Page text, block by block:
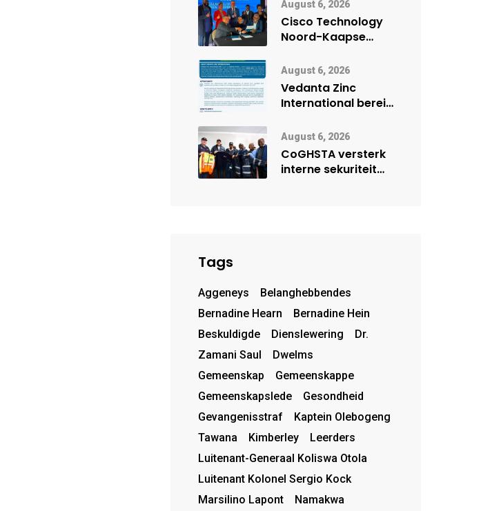
by Namibië Mynbou
Ekspo
August 6, 2026
Cisco Technology
Noord-Kaapse
digitale toekoms
deur Cisco-
vennootskap
August 6, 2026
Vedanta Zinc
International berei
vir moontlike
herbegin
August 6, 2026
CoGHSTA versterk
interne sekuriteit
Tags
Aggeneys
Belanghebbendes
Bernadine Hearn
Bernadine Hein
Beskuldigde
Dienslewering
Dr.
Zamani Saul
Dwelms
Gemeenskap
Gemeenskappe
Gemeenskapslede
Gesondheid
Gevangenisstraf
Kaptein Olebogeng
Tawana
Kimberley
Leerders
Luitenant-Generaal Koliswa Otola
Luitenant Kolonel Sergio Kock
Marsilino Lapont
Namakwa